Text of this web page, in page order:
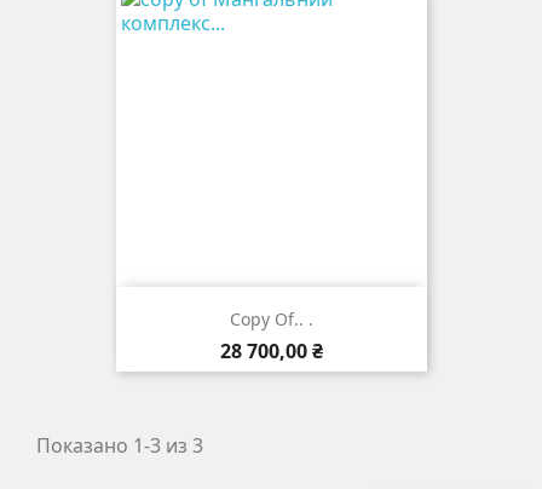
Copy Of.. .
Цена
28 700,00 ₴
Показано 1-3 из 3